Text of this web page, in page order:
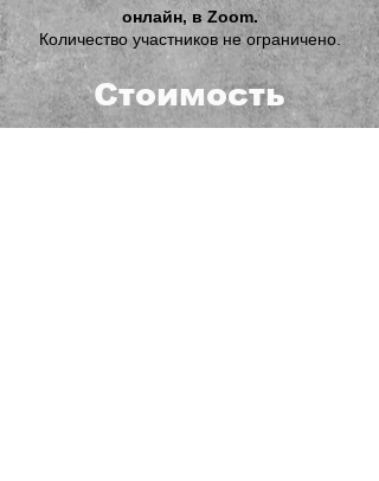
онлайн, в Zoom.
Количество участников не ограничено.
Стоимость
участия: